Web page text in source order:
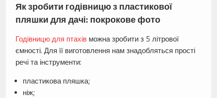
Як зробити годівницю з пластикової
пляшки для дачі: покрокове фото
Годівницю для птахівможна зробити з 5 літрової
ємності. Для її виготовлення нам знадобляться прості
речі та інструменти:
пластикова пляшка;
ніж;